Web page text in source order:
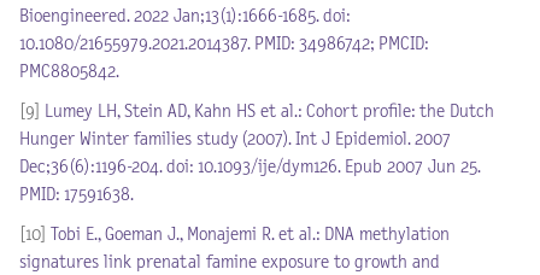
Bioengineered. 2022 Jan;13(1):1666-1685. doi:
10.1080/21655979.2021.2014387. PMID: 34986742; PMCID:
PMC8805842.
[9]
Lumey LH, Stein AD, Kahn HS et al.: Cohort profile: the Dutch
Hunger Winter families study (2007). Int J Epidemiol. 2007
Dec;36(6):1196-204. doi: 10.1093/ije/dym126. Epub 2007 Jun 25.
PMID: 17591638.
[10]
Tobi E., Goeman J., Monajemi R. et al.: DNA methylation
signatures link prenatal famine exposure to growth and